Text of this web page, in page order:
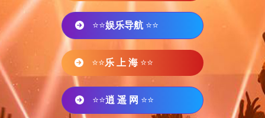
⭐⭐娱乐导航 ⭐⭐
⭐⭐乐 上 海 ⭐⭐
⭐⭐逍 遥 网 ⭐⭐